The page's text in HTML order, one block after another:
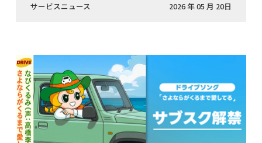
サービスニュース 2026 年 05 月 20日